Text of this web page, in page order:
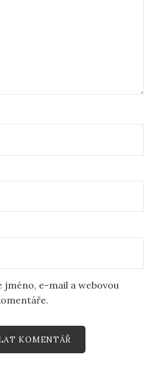
e-mail a webovou